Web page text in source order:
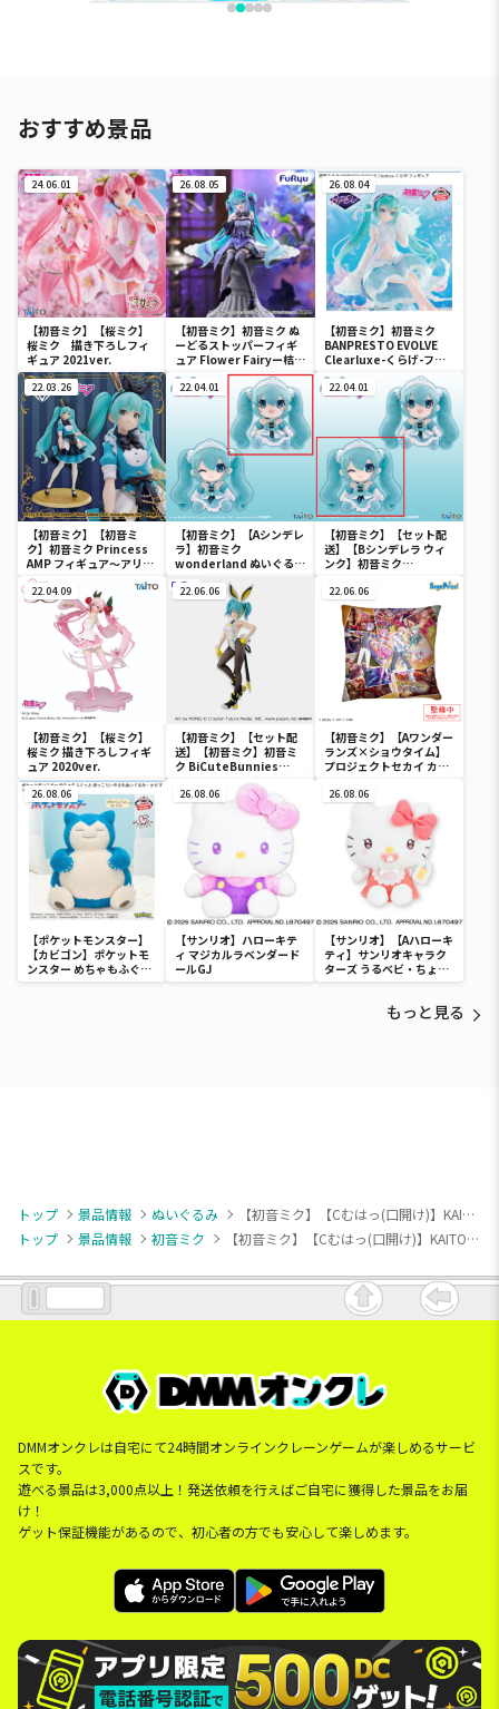
おすすめ景品
24.06.01
【初音ミク】【桜ミク】
桜ミク 描き下ろしフィ
ギュア 2021ver.
26.08.05
【初音ミク】初音ミク ぬ
ーどるストッパーフィギ
ュア Flower Fairyー桔梗
ー
26.08.04
【初音ミク】初音ミク
BANPRESTO EVOLVE
Clearluxe-くらげ-フィ
ギュア
22.03.26
【初音ミク】【初音ミ
ク】初音ミク Princess
AMP フィギュア～アリス
ver.～
22.04.01
【初音ミク】【Aシンデレ
ラ】初音ミク
wonderland ぬいぐるみ
22.04.01
【初音ミク】【セット配
送】【Bシンデレラ ウィ
ンク】初音ミク
wonderland ぬいぐるみ
vol.4
22.04.09
【初音ミク】【桜ミク】
桜ミク 描き下ろしフィギ
ュア 2020ver.
22.06.06
【初音ミク】【セット配
送】【初音ミク】初音ミ
ク BiCuteBunnies
Figure－ストリートver.
－
22.06.06
【初音ミク】【Aワンダー
ランズ×ショウタイム】
プロジェクトセカイ カラ
音ミク クッションVol.2
26.08.06
【ポケットモンスター】
【カビゴン】ポケットモ
ンスター めちゃもふぐっ
と ほっこりいやされぬい
26.08.06
【サンリオ】ハローキテ
ィ マジカルラベンダード
ールGJ
26.08.06
【サンリオ】【Aハローキ
ティ】サンリオキャラク
ターズ うるベビ・ちょい
デカドール
もっと見る
トップ 景品情報 ぬいぐるみ
【初音ミク】【Cむはっ(口開け)】KAITO もちぴこぬいぐるみーKAITOー
トップ
景品情報 初音ミク 【初音ミク】【Cむはっ(口開け)】KAITO もちぴこぬいぐるみーKAITOー
DMMオンクレは自宅にて24時間オンラインクレーンゲームが楽しめるサービ
スです。
遊べる景品は3,000点以上！発送依頼を行えばご自宅に獲得した景品をお届
け！
ゲット保証機能があるので、初心者の方でも安心して楽しめます。